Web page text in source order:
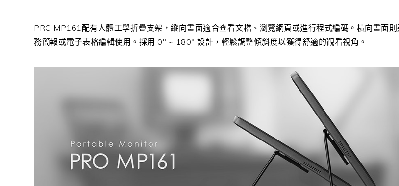
PRO MP161 配有人體工學折疊支架，縱向畫面適合查看文檔、瀏覽網頁或進行程式編碼。橫向畫面則
務簡報或電子表格編輯使用。採用 0° ~ 180° 設計，輕鬆調整傾斜度以獲得舒適的觀看視角。